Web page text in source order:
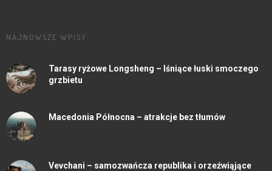
NAJNOWSZE WPISY
Tarasy ryżowe Longsheng – lśniące łuski smoczego
grzbietu
Macedonia Północna – atrakcje bez tłumów
Vevchani – samozwańcza republika i orzeźwiąjące